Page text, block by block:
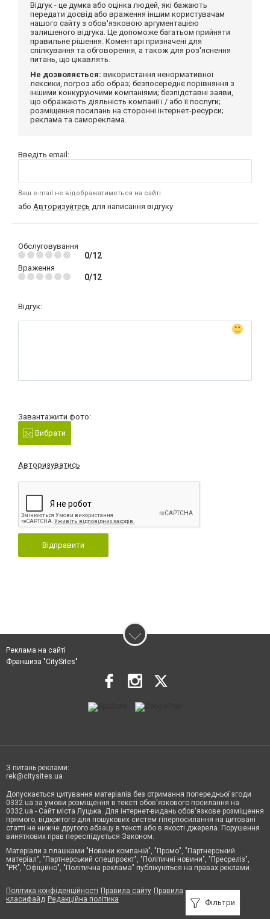
Відгук - це думка або оцінка людей, які бажають
передати досвід або враження іншим користувачам
нашого сайту з обов'язковою аргументацією
залишеного відгука. Це допоможе багатьом прийняти
правильне рішення. Коментарі призначені для
спілкування та обговорення, а також для роз'яснення
питань, що цікавлять.
Не дозволяється: використання ненормативної
лексики, погроз або образ; безпосереднє порівняння з
іншими конкуруючими компаніями; безпідставні заяви,
що ображають діяльність компанії і / або її послуги;
розміщення посилань на сторонні інтернет-ресурси;
реклама та самореклама.
Введіть email:
Ваш e-mail не відображатиметься на сайті
або Авторизуйтесь для написання відгуку
Обслуговування
0/12
Враження
0/12
Відгук:
Завантажити фото:
Вибрати
Авторизуватись
Відправити
Фільтри
Реклама на сайті
Франшиза "CitySites"
З питань реклами:
rek@citysites.ua
Допускається цитування матеріалів без отримання попередньої згоди
0332.ua за умови розміщення в тексті обов'язкового посилання на
0332.ua - Сайт міста Луцька. Для інтернет-видань обов'язкове розміщення
прямого, відкритого для пошукових систем гіперпосилання на цитовані
статті не нижче другого абзацу в тексті або в якості джерела. Порушення
виняткових прав переслідується Законом.
Матеріали з плашками "Новини компаній", "Промо", "Партнерський
матеріал", "Партнерський спецпроєкт", "Політичні новини", "Пресреліз",
"PR", "Офіційно", "Політична реклама" публікуються на правах реклами.
Політика конфіденційності Правила сайту Правила
класифайд Редакційна політика